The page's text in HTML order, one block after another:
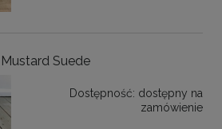
Suede
Dostępność: dostępny na
zamówienie